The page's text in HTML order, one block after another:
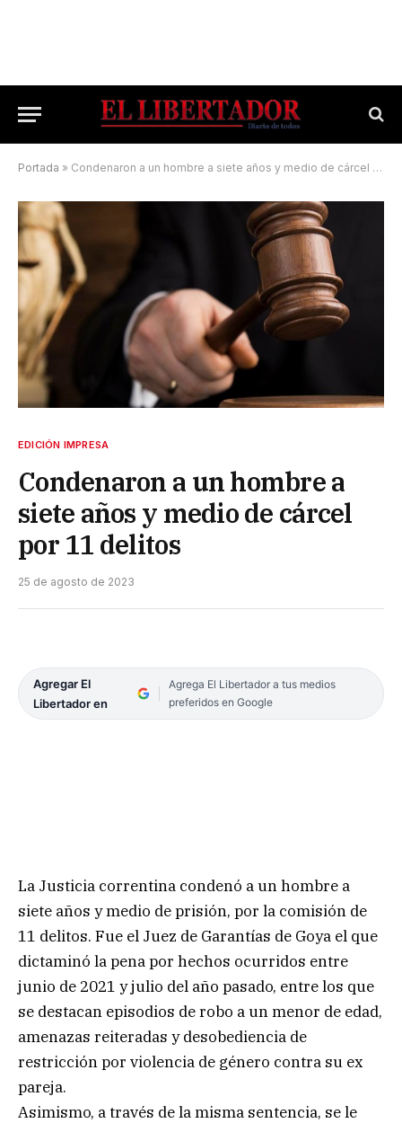
Portada » Condenaron a un hombre a siete años y medio de cárcel por 11 delitos
EDICIÓN IMPRESA
Condenaron a un hombre a
siete años y medio de cárcel
por 11 delitos
25 de agosto de 2023
Agregar El
Libertador en
Agrega El Libertador a tus medios
preferidos en Google
La Justicia correntina condenó a un hombre a
siete años y medio de prisión, por la comisión de
11 delitos. Fue el Juez de Garantías de Goya el que
dictaminó la pena por hechos ocurridos entre
junio de 2021 y julio del año pasado, entre los que
se destacan episodios de robo a un menor de edad,
amenazas reiteradas y desobediencia de
restricción por violencia de género contra su ex
pareja.
Asimismo, a través de la misma sentencia, se le